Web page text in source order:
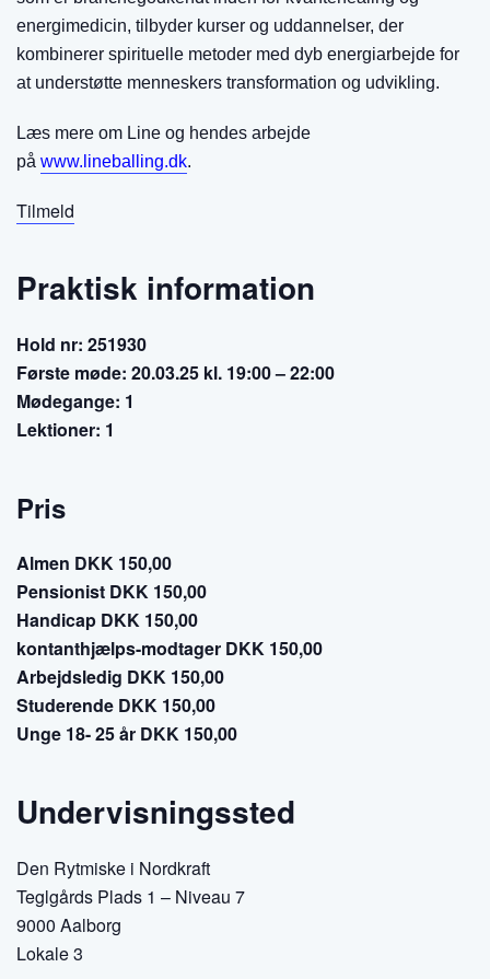
energimedicin, tilbyder kurser og uddannelser, der
kombinerer spirituelle metoder med dyb energiarbejde for
at understøtte menneskers transformation og udvikling.
Læs mere om Line og hendes arbejde
på www.lineballing.dk.
Tilmeld
Praktisk information
Hold nr: 251930
Første møde: 20.03.25 kl. 19:00 – 22:00
Mødegange: 1
Lektioner: 1
Pris
Almen DKK 150,00
Pensionist DKK 150,00
Handicap DKK 150,00
kontanthjælps-modtager DKK 150,00
Arbejdsledig DKK 150,00
Studerende DKK 150,00
Unge 18- 25 år DKK 150,00
Undervisningssted
Den Rytmiske i Nordkraft
Teglgårds Plads 1 – Niveau 7
9000 Aalborg
Lokale 3